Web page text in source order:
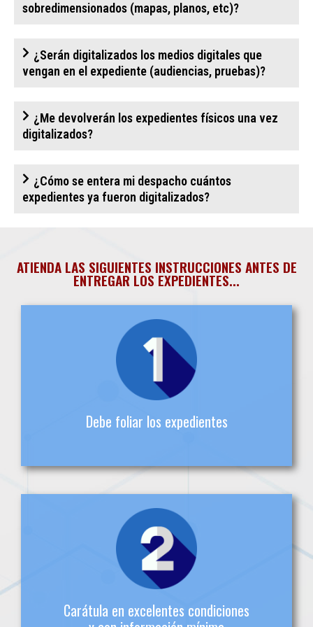
sobredimensionados (mapas, planos, etc)?
¿Serán digitalizados los medios digitales que
vengan en el expediente (audiencias, pruebas)?
¿Me devolverán los expedientes físicos una vez
digitalizados?
¿Cómo se entera mi despacho cuántos
expedientes ya fueron digitalizados?
ATIENDA LAS SIGUIENTES INSTRUCCIONES ANTES DE
ENTREGAR LOS EXPEDIENTES...
Debe foliar los expedientes
Todos los expedientes deberán estar foliados.
No se admitirán excepciones
Carátula en excelentes condiciones